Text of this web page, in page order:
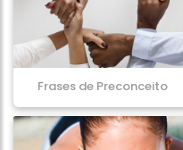
Frases de Preconceito